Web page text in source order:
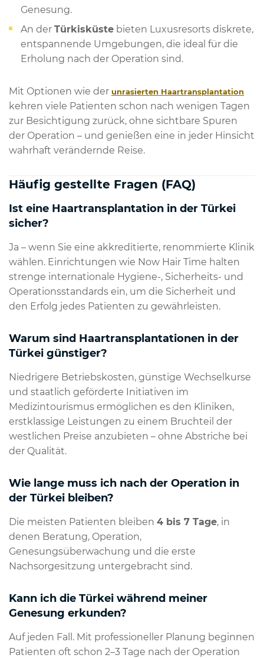
Genesung.
An der Türkisküste bieten Luxusresorts diskrete,
entspannende Umgebungen, die ideal für die
Erholung nach der Operation sind.
Mit Optionen wie der unrasierten Haartransplantation
kehren viele Patienten schon nach wenigen Tagen
zur Besichtigung zurück, ohne sichtbare Spuren
der Operation – und genießen eine in jeder Hinsicht
wahrhaft verändernde Reise.
Häufig gestellte Fragen (FAQ)
Ist eine Haartransplantation in der Türkei
sicher?
Ja – wenn Sie eine akkreditierte, renommierte Klinik
wählen. Einrichtungen wie Now Hair Time halten
strenge internationale Hygiene-, Sicherheits- und
Operationsstandards ein, um die Sicherheit und
den Erfolg jedes Patienten zu gewährleisten.
Warum sind Haartransplantationen in der
Türkei günstiger?
Niedrigere Betriebskosten, günstige Wechselkurse
und staatlich geförderte Initiativen im
Medizintourismus ermöglichen es den Kliniken,
erstklassige Leistungen zu einem Bruchteil der
westlichen Preise anzubieten – ohne Abstriche bei
der Qualität.
Wie lange muss ich nach der Operation in
der Türkei bleiben?
Die meisten Patienten bleiben 4 bis 7 Tage, in
denen Beratung, Operation,
Genesungsüberwachung und die erste
Nachsorgesitzung untergebracht sind.
Kann ich die Türkei während meiner
Genesung erkunden?
Auf jeden Fall. Mit professioneller Planung beginnen
Patienten oft schon 2–3 Tage nach der Operation